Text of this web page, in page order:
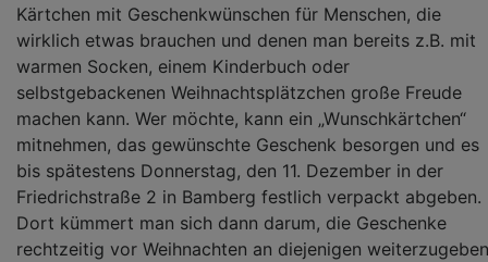
Kärtchen mit Geschenkwünschen für Menschen, die
wirklich etwas brauchen und denen man bereits z.B. mit
warmen Socken, einem Kinderbuch oder
selbstgebackenen Weihnachtsplätzchen große Freude
machen kann. Wer möchte, kann ein „Wunschkärtchen“
mitnehmen, das gewünschte Geschenk besorgen und es
bis spätestens Donnerstag, den 11. Dezember in der
Friedrichstraße 2 in Bamberg festlich verpackt abgeben.
Dort kümmert man sich dann darum, die Geschenke
rechtzeitig vor Weihnachten an diejenigen